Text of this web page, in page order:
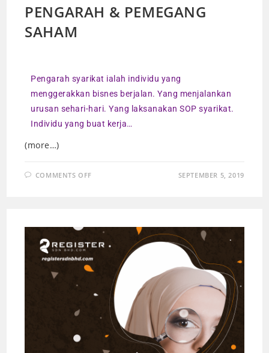
PENGARAH & PEMEGANG
SAHAM
Pengarah syarikat ialah individu yang
menggerakkan bisnes berjalan. Yang menjalankan
urusan sehari-hari. Yang laksanakan SOP syarikat.
Individu yang buat kerja…
(more…)
COMMENTS OFF SEPTEMBER 5, 2019